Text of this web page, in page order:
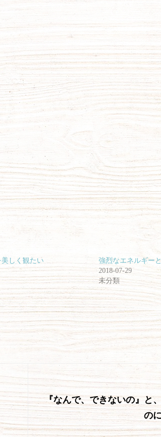
しく観たい
強烈なエネルギー
2018-07-29
未分類
次
の
投
稿
『なんで、できないの』と
の